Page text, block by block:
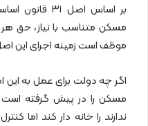
بر اساس اصل
مسکن متناسب با نیاز، حق هر
موظف است زمینه اجرای این
اگر چه دولت برای عمل به
مسکن را در پیش گرفته
ندارند را خانه دار کند اما